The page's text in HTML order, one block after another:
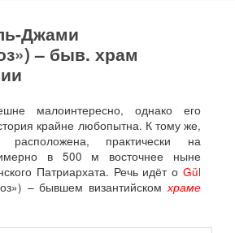
Джами
– быв. храм
малоинтересно, однако его
крайне любопытна. К тому же,
расположена, практически на
в 500 м восточнее ныне
Патриархата. Речь идёт о Gül
– бывшем византийском храме